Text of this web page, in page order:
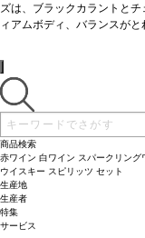
ポテンシャルを感じさせる
ズは、ブラックカラントと
ィアムボディ、バランスが
ポテンシャルを感じさせる。
商品検索
赤ワイン 白ワイン スパークリング
ウイスキー スピリッツ セット
生産地
生産者
特集
サービス